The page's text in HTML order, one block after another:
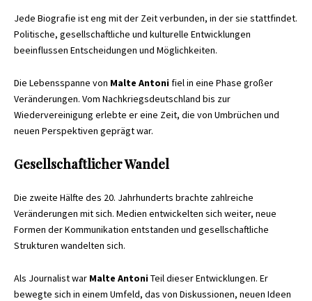
Jede Biografie ist eng mit der Zeit verbunden, in der sie stattfindet.
Politische, gesellschaftliche und kulturelle Entwicklungen
beeinflussen Entscheidungen und Möglichkeiten.
Die Lebensspanne von Malte Antonifiel in eine Phase großer
Veränderungen. Vom Nachkriegsdeutschland bis zur
Wiedervereinigung erlebte er eine Zeit, die von Umbrüchen und
neuen Perspektiven geprägt war.
Gesellschaftlicher Wandel
Die zweite Hälfte des 20. Jahrhunderts brachte zahlreiche
Veränderungen mit sich. Medien entwickelten sich weiter, neue
Formen der Kommunikation entstanden und gesellschaftliche
Strukturen wandelten sich.
Als Journalist war Malte AntoniTeil dieser Entwicklungen. Er
bewegte sich in einem Umfeld, das von Diskussionen, neuen Ideen